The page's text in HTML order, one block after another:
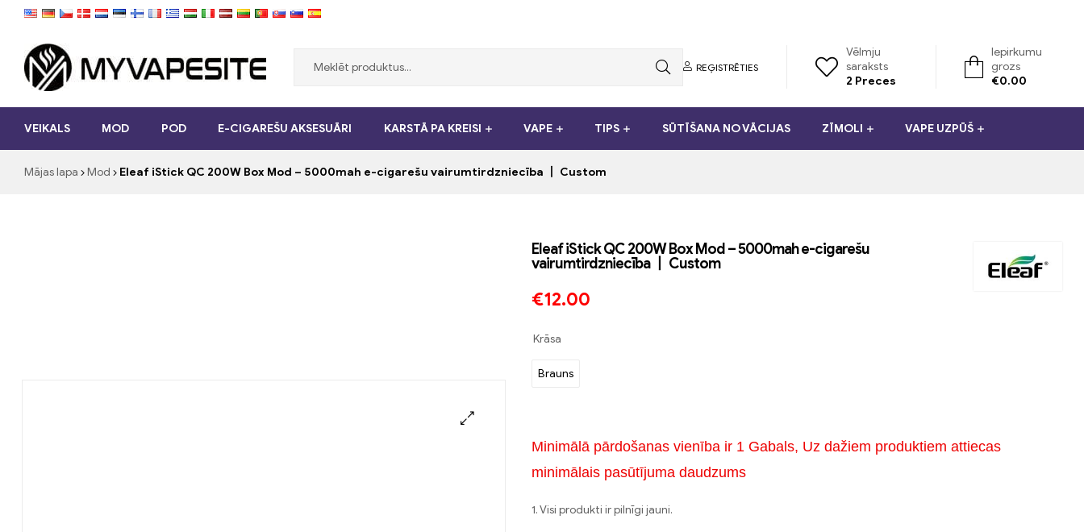
Myvapesite.de
cigaretes
REĢISTRĒTIES
Vēlmju
saraksts
2 Preces
Iepirkumu
grozs
€0.00
VEIKALS MOD POD E-CIGAREŠU AKSESUĀRI KARSTĀ PA KREISI VAPE TIPS SŪTĪŠANA NO VĀCIJAS ZĪMOLI VAPE UZPŪŠ
Mājas lapa Mod Eleaf iStick QC 200W Box Mod – 5000mah e-cigarešu vairumtirdzniecība 丨 Custom
Eleaf iStick QC 200W Box Mod – 5000mah e-cigarešu
vairumtirdzniecība 丨 Custom
€12.00
Krāsa
Brauns
Minimālā pārdošanas vienība ir 1 Gabals, Uz dažiem produktiem attiecas
minimālais pasūtījuma daudzums
1. Visi produkti ir pilnīgi jauni.